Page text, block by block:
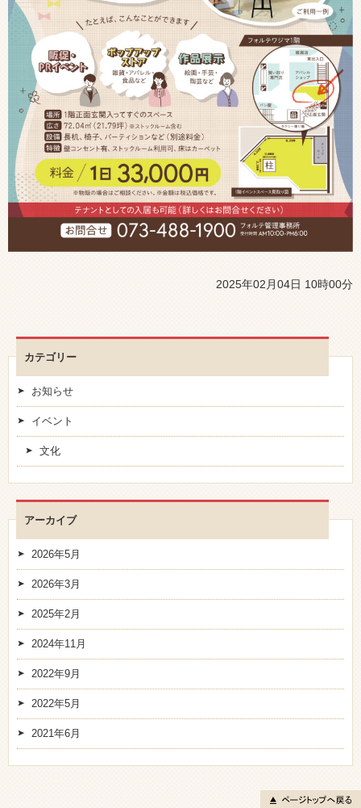
2025年02月04日 10時00分
カテゴリー
お知らせ
イベント
文化
アーカイブ
2026年5月
2026年3月
2025年2月
2024年11月
2022年9月
2022年5月
2021年6月